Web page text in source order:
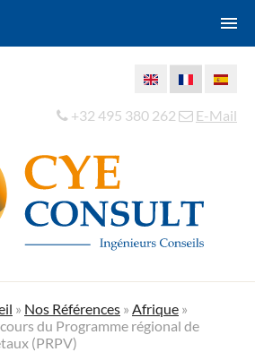
+32 495 380 262 E-Mail
» Nos Références » Afrique »
du Programme régional de
(PRPV)